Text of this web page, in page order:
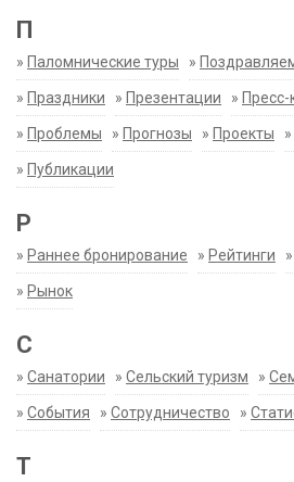
П
» Паломнические туры »
» Праздники » Презентации »
» Проблемы » Прогнозы » Проекты »
» Публикации
Р
» Раннее бронирование » Рейтинги »
» Рынок
С
» Санатории » Сельский туризм »
» События » Сотрудничество »
Т